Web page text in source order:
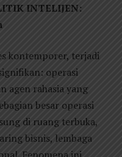
INTELIJEN:
kontemporer, terjadi
operasi
agen rahasia yang
besar operasi
di ruang terbuka,
bisnis, lembaga